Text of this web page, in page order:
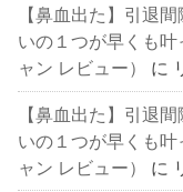
【鼻血出た】引退
いの１つが早くも
ャン レビュー）
に
【鼻血出た】引退
いの１つが早くも
ャン レビュー）
に